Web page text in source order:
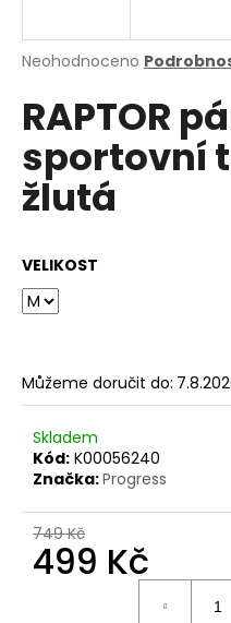
Průměrné
produktu
je
z
5
hvězdiček.
Neohodnoceno
RAPTOR
sportovní
žlutá
VELIKOST
Můžeme doručit do:
Skladem
Kód: K00056240
Značka:Progress
749 Kč
499 Kč
j
t
?
o
p
u
č
u
e